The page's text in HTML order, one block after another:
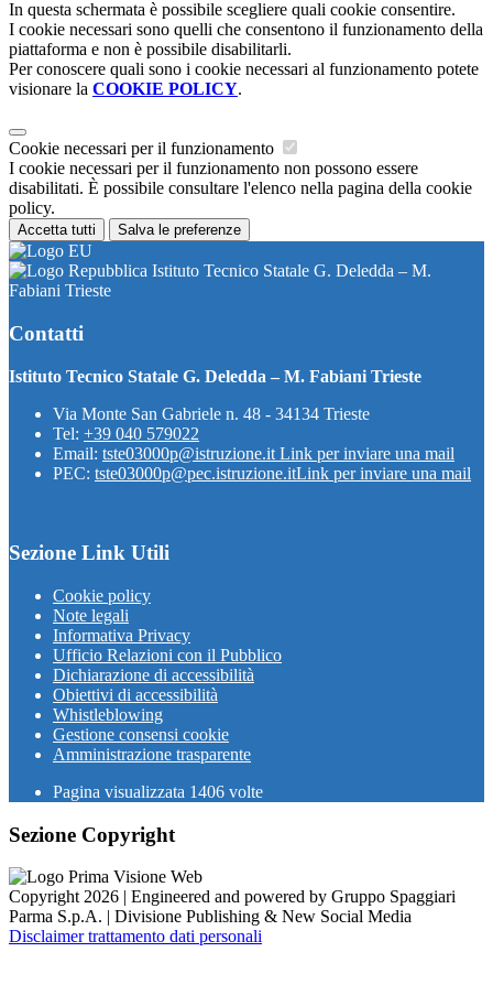
In questa schermata è possibile scegliere quali cookie consentire.
I cookie necessari sono quelli che consentono il funzionamento della
piattaforma e non è possibile disabilitarli.
Per conoscere quali sono i cookie necessari al funzionamento potete
visionare la COOKIE POLICY.
Cookie necessari per il funzionamento
I cookie necessari per il funzionamento non possono essere
disabilitati. È possibile consultare l'elenco nella pagina della cookie
policy.
Accetta tutti Salva le preferenze
Istituto Tecnico Statale G. Deledda – M.
Fabiani Trieste
Contatti
Istituto Tecnico Statale G. Deledda – M. Fabiani Trieste
Via Monte San Gabriele n. 48 - 34134 Trieste
Tel: +39 040 579022
Email: tste03000p@istruzione.it Link per inviare una mail
PEC: tste03000p@pec.istruzione.itLink per inviare una mail
Sezione Link Utili
Cookie policy
Note legali
Informativa Privacy
Ufficio Relazioni con il Pubblico
Dichiarazione di accessibilità
Obiettivi di accessibilità
Whistleblowing
Gestione consensi cookie
Amministrazione trasparente
Pagina visualizzata 1406 volte
Sezione Copyright
Copyright 2026 | Engineered and powered by Gruppo Spaggiari
Parma S.p.A. | Divisione Publishing & New Social Media
Disclaimer trattamento dati personali